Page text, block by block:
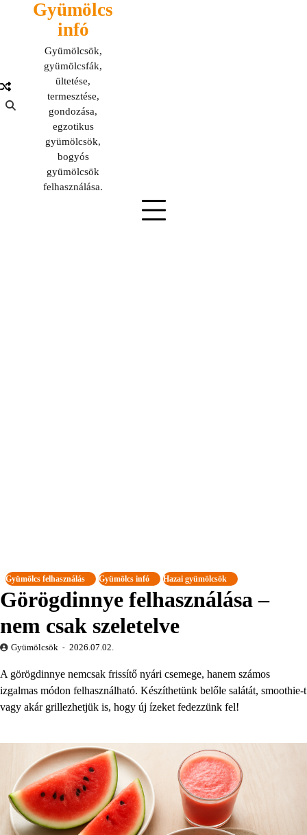
Gyümölcs
infó
Gyümölcsök,
gyümölcsfák,
ültetése,
termesztése,
gondozása,
egzotikus
gyümölcsök,
bogyós
gyümölcsök
felhasználása.
Gyümölcs felhasználás Gyümölcs infó Hazai gyümölcsök
Görögdinnye felhasználása –
nem csak szeletelve
Gyümölcsök 2026.07.02.
A görögdinnye nemcsak frissítő nyári csemege, hanem számos
izgalmas módon felhasználható. Készíthetünk belőle salátát, smoothie-t
vagy akár grillezhetjük is, hogy új ízeket fedezzünk fel!